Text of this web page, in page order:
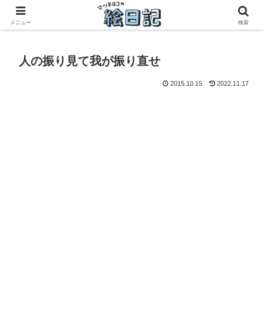
滋賀に移住した50代元主婦、フリーランス×パートの毎日
人の振り見て我が振り直せ
2015.10.15 2022.11.17
メニュー 検索